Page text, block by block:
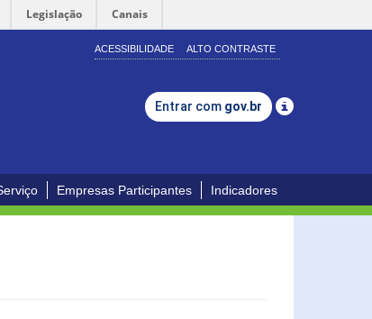
Legislação Canais
ACESSIBILIDADE ALTO CONTRASTE
Entrar com gov.br
Empresas Participantes Indicadores